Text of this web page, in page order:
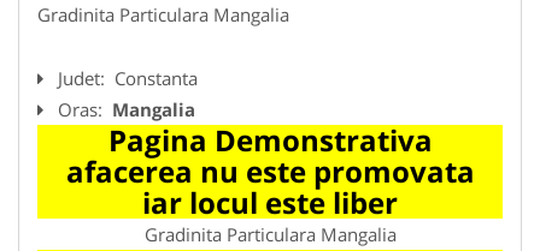
Gradinita Particulara Mangalia
Judet: Constanta
Oras: Mangalia
Pagina Demonstrativa
afacerea nu este promovata
iar locul este liber
Gradinita Particulara Mangalia